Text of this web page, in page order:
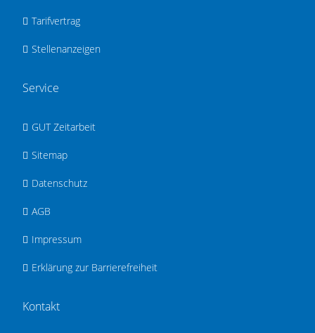
Tarifvertrag
Stellenanzeigen
Service
GUT Zeitarbeit
Sitemap
Datenschutz
AGB
Impressum
Erklärung zur Barrierefreiheit
Kontakt